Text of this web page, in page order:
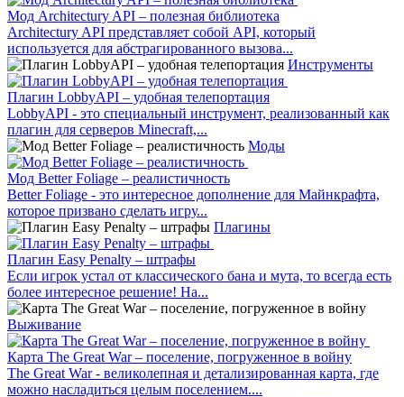
Мод Architectury API – полезная библиотека
Architectury API представляет собой API, который
используется для абстрагированного вызова...
Инструменты
Плагин LobbyAPI – удобная телепортация
LobbyAPI - это специальный инструмент, реализованный как
плагин для серверов Minecraft,...
Моды
Мод Better Foliage – реалистичность
Better Foliage - это интересное дополнение для Майнкрафта,
которое призвано сделать игру...
Плагины
Плагин Easy Penalty – штрафы
Если игрок устал от классического бана и мута, то всегда есть
более интересное решение! На...
Выживание
Карта The Great War – поселение, погруженное в войну
The Great War - великолепная и детализированная карта, где
можно насладиться целым поселением....